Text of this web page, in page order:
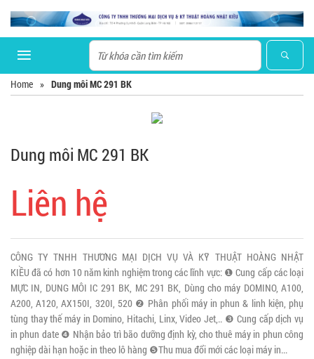
Home » Dung môi MC 291 BK
Dung môi MC 291 BK
Liên hệ
CÔNG TY TNHH THƯƠNG MẠI DỊCH VỤ VÀ KỸ THUẬT HOÀNG NHẬT
KIỀU đã có hơn 10 năm kinh nghiệm trong các lĩnh vực: ❶ Cung cấp các loại
MỰC IN, DUNG MÔI IC 291 BK, MC 291 BK, Dùng cho máy DOMINO, A100,
A200, A120, AX150I, 320I, 520 ❷ Phân phối máy in phun & linh kiện, phụ
tùng thay thế máy in Domino, Hitachi, Linx, Video Jet,.. ❸ Cung cấp dịch vụ
in phun date ❹ Nhận bảo trì bão dưỡng định kỳ, cho thuê máy in phun công
nghiệp dài hạn hoặc in theo lô hàng ❺Thu mua đổi mới các loại máy in...